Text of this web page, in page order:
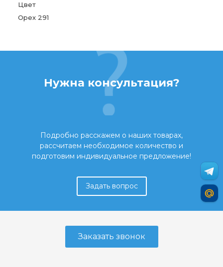
Цвет
Орех 291
Нужна консультация?
Подробно расскажем о наших товарах,
рассчитаем необходимое количество и
подготовим индивидуальное предложение!
Задать вопрос
Заказать звонок